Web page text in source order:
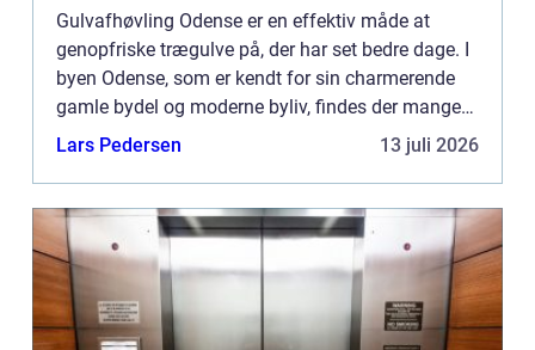
Gulvafhøvling Odense er en effektiv måde at
genopfriske trægulve på, der har set bedre dage. I
byen Odense, som er kendt for sin charmerende
gamle bydel og moderne byliv, findes der mange
hjem og bygninger med trægulve,...
Lars Pedersen 13 juli 2026